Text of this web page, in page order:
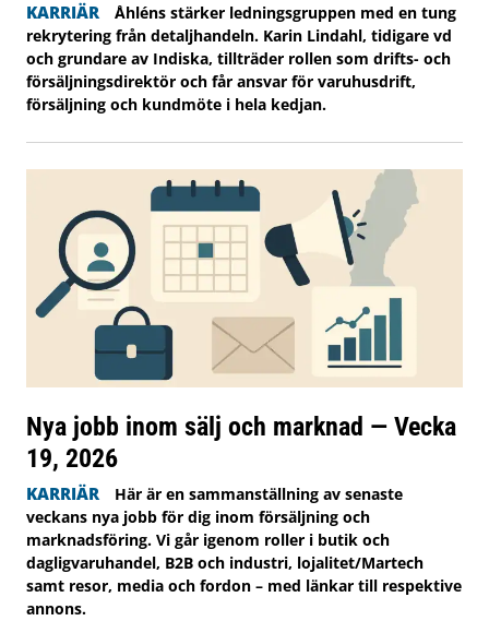
KARRIÄR
Åhléns stärker ledningsgruppen med en tung
rekrytering från detaljhandeln. Karin Lindahl, tidigare vd
och grundare av Indiska, tillträder rollen som drifts- och
försäljningsdirektör och får ansvar för varuhusdrift,
försäljning och kundmöte i hela kedjan.
Nya jobb inom sälj och marknad — Vecka
19, 2026
KARRIÄR
Här är en sammanställning av senaste
veckans nya jobb för dig inom försäljning och
marknadsföring. Vi går igenom roller i butik och
dagligvaruhandel, B2B och industri, lojalitet/Martech
samt resor, media och fordon – med länkar till respektive
annons.